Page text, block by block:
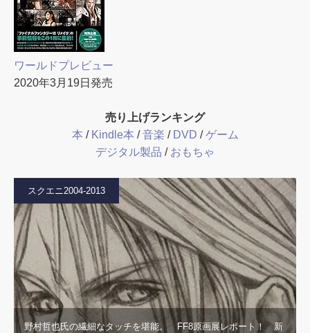
ワールドプレビュー
2020年3月19日発売
売り上げランキング
本 / Kindle本 /音楽 / DVD /ゲーム
デジタル製品 / おもちゃ
スクエニ2004-2013
野村哲也氏の繊細なタッチを堪能。 FF8原画展レポート！ 新